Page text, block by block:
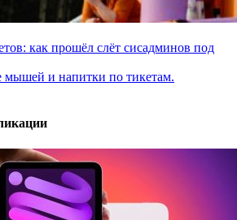
как прошёл слёт сисадминов под
мышей и напитки по тикетам.